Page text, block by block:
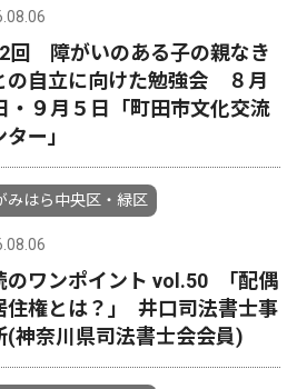
回 障がいのある子の親なき
の自立に向けた勉強会 ８月
・９月５日「町田市文化交流
ー」
みはら中央区・緑区
のワンポイント vol.50 ｢配偶
住権とは？｣ 井口司法書士事
(神奈川県司法書士会会員)